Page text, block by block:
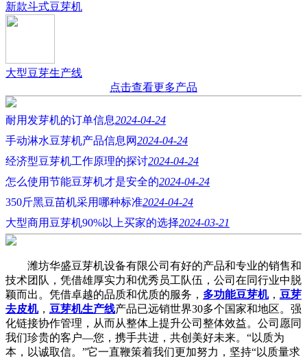
新款斗式豆芽机
大型豆芽生产线
点击查看更多产品
耐用发芽机的订单信息2024-04-24
手动淋水豆芽机产品信息网2024-04-24
经济型豆芽机工作原理的探讨2024-04-24
怎么使用节能豆芽机才是安全的2024-04-24
350斤黑豆苗机采用哪种标准2024-04-24
大型商用豆芽机90%以上买家的选择2024-03-21
潍坊华盛豆芽机设备有限公司有好的产品和专业的销售和
技术团队，凭借雄厚实力和优秀员工队伍，公司在同行业中脱
颖而出。凭借卓越的品质和优质的服务， 多功能豆芽机， 豆芽
去皮机， 豆芽机生产线产品已远销世界30多个国家和地区。强
化链接协作管理，从而从整体上提升公司整体效益。公司愿同
我们珍贵的客户—您，携手共进，共创美好未来。“以质为
本，以诚取信。”它一直鞭策着我们更加努力，坚持“以质量求